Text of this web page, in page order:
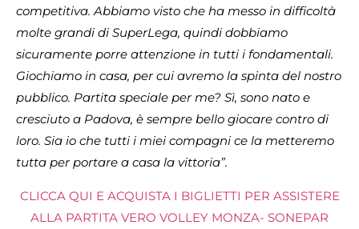
competitiva. Abbiamo visto che ha messo in difficoltà
molte grandi di SuperLega, quindi dobbiamo
sicuramente porre attenzione in tutti i fondamentali.
Giochiamo in casa, per cui avremo la spinta del nostro
pubblico. Partita speciale per me? Sì, sono nato e
cresciuto a Padova, è sempre bello giocare contro di
loro. Sia io che tutti i miei compagni ce la metteremo
tutta per portare a casa la vittoria”.
CLICCA QUI E ACQUISTA I BIGLIETTI PER ASSISTERE
ALLA PARTITA VERO VOLLEY MONZA- SONEPAR